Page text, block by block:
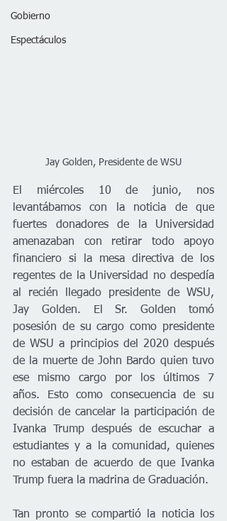
Gobierno
Espectáculos
Jay Golden, Presidente de WSU
El miércoles 10 de junio, nos
levantábamos con la noticia de que
fuertes donadores de la Universidad
amenazaban con retirar todo apoyo
financiero si la mesa directiva de los
regentes de la Universidad no despedía
al recién llegado presidente de WSU,
Jay Golden. El Sr. Golden tomó
posesión de su cargo como presidente
de WSU a principios del 2020 después
de la muerte de John Bardo quien tuvo
ese mismo cargo por los últimos 7
años. Esto como consecuencia de su
decisión de cancelar la participación de
Ivanka Trump después de escuchar a
estudiantes y a la comunidad, quienes
no estaban de acuerdo de que Ivanka
Trump fuera la madrina de Graduación.
Tan pronto se compartió la noticia los